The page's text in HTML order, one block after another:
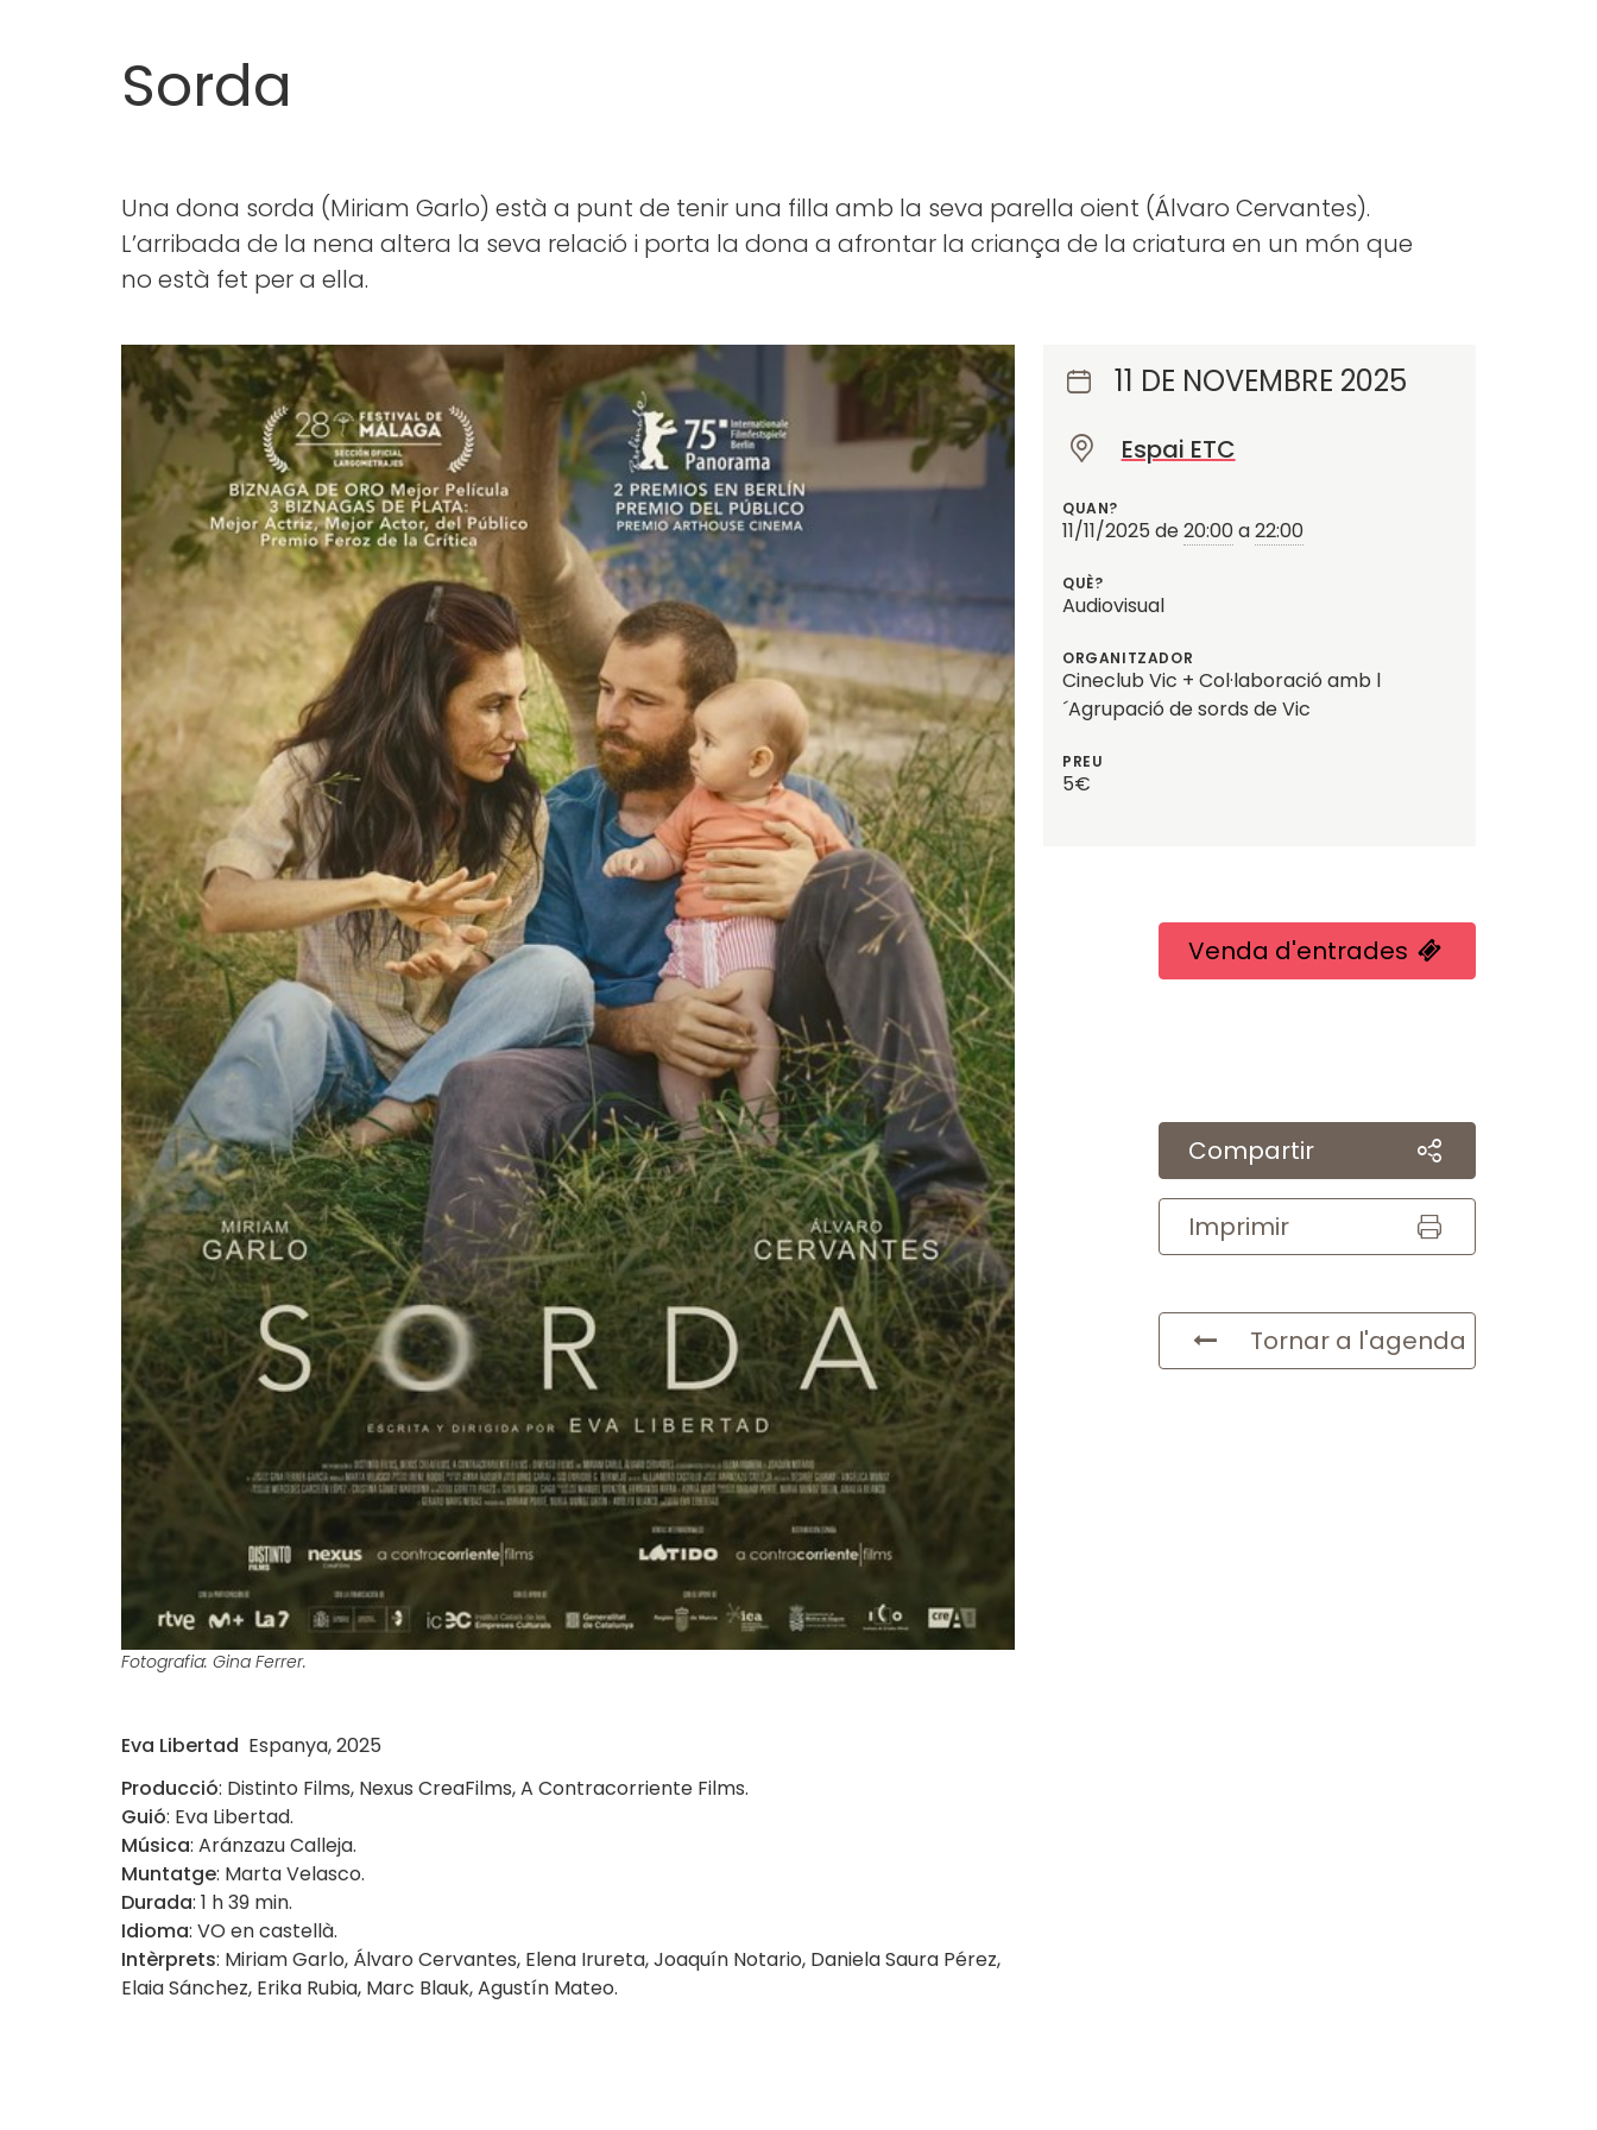
Sorda
Una dona sorda (Miriam Garlo) està a punt de tenir una filla amb la seva parella oient (Álvaro Cervantes).
L’arribada de la nena altera la seva relació i porta la dona a afrontar la criança de la criatura en un món que
no està fet per a ella.
Fotografia: Gina Ferrer.
Eva Libertad Espanya, 2025
Producció: Distinto Films, Nexus CreaFilms, A Contracorriente Films.
Guió: Eva Libertad.
Música: Aránzazu Calleja.
Muntatge: Marta Velasco.
Durada: 1 h 39 min.
Idioma: VO en castellà.
Intèrprets: Miriam Garlo, Álvaro Cervantes, Elena Irureta, Joaquín Notario, Daniela Saura Pérez,
Elaia Sánchez, Erika Rubia, Marc Blauk, Agustín Mateo.
11 DE NOVEMBRE 2025
O
?
Espai ETC
QUAN?
11/11/2025 de20:00a22:00
QUÈ?
Audiovisual
ORGANITZADOR
Cineclub Vic + Col·laboració amb l
´Agrupació de sords de Vic
PREU
5€
Venda d'entrades
Compartir
Imprimir
Tornar a l'agenda